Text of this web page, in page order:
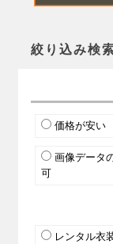
絞り込み検
価格が安い
画像データ
可
レンタル衣